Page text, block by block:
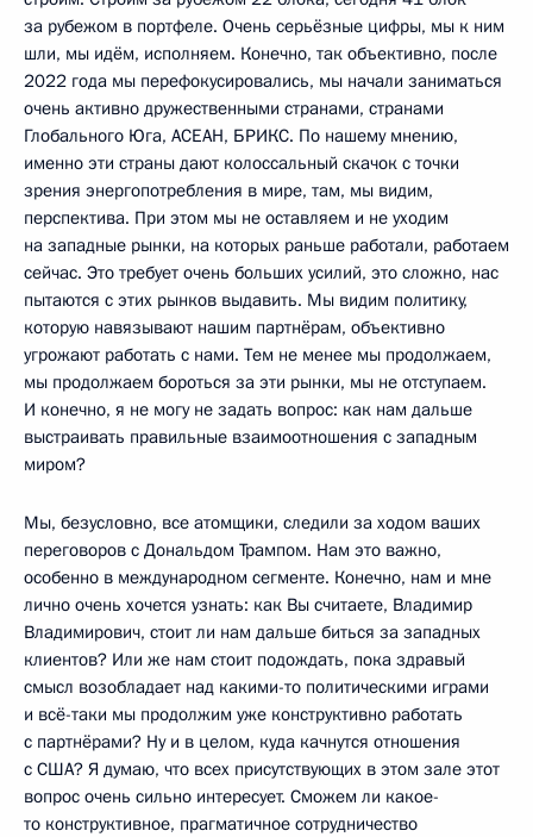
за рубежом в портфеле. Очень серьёзные цифры, мы к ним
шли, мы идём, исполняем. Конечно, так объективно, после
2022 года мы перефокусировались, мы начали заниматься
очень активно дружественными странами, странами
Глобального Юга, АСЕАН, БРИКС. По нашему мнению,
именно эти страны дают колоссальный скачок с точки
зрения энергопотребления в мире, там, мы видим,
перспектива. При этом мы не оставляем и не уходим
на западные рынки, на которых раньше работали, работаем
сейчас. Это требует очень больших усилий, это сложно, нас
пытаются с этих рынков выдавить. Мы видим политику,
которую навязывают нашим партнёрам, объективно
угрожают работать с нами. Тем не менее мы продолжаем,
мы продолжаем бороться за эти рынки, мы не отступаем.
И конечно, я не могу не задать вопрос: как нам дальше
выстраивать правильные взаимоотношения с западным
миром?
Мы, безусловно, все атомщики, следили за ходом ваших
переговоров с Дональдом Трампом. Нам это важно,
особенно в международном сегменте. Конечно, нам и мне
лично очень хочется узнать: как Вы считаете, Владимир
Владимирович, стоит ли нам дальше биться за западных
клиентов? Или же нам стоит подождать, пока здравый
смысл возобладает над какими-то политическими играми
и всё-таки мы продолжим уже конструктивно работать
с партнёрами? Ну и в целом, куда качнутся отношения
с США? Я думаю, что всех присутствующих в этом зале этот
вопрос очень сильно интересует. Сможем ли какое-
то конструктивное, прагматичное сотрудничество